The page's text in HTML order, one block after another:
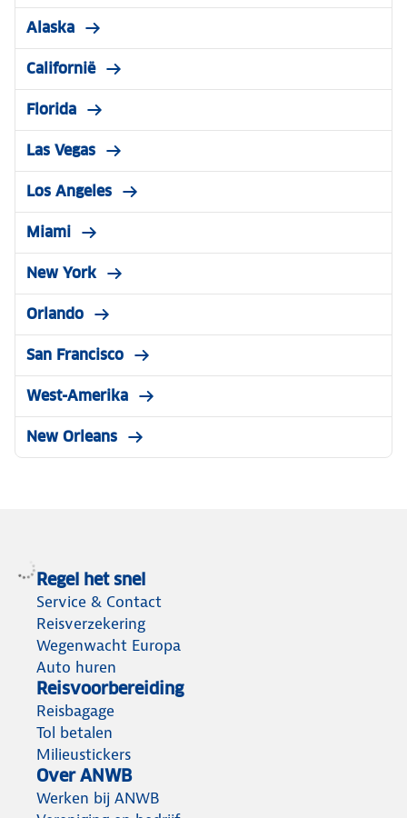
Alaska
Californië
Florida
Las Vegas
Los Angeles
Miami
New York
Orlando
San Francisco
West-Amerika
New Orleans
Regel het snel
Service & Contact
Reisverzekering
Wegenwacht Europa
Auto huren
Reisvoorbereiding
Reisbagage
Tol betalen
Milieustickers
Over ANWB
Werken bij ANWB